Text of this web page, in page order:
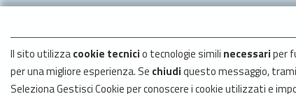
Il sito utilizzacookie tecnicio tecnologie simili necessariper
per una migliore esperienza. Se chiudiquesto messaggio,
Seleziona Gestisci Cookie per conoscere i cookie utilizzati e